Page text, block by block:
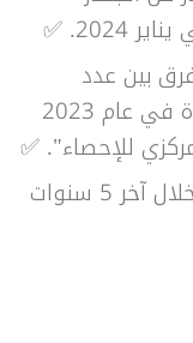
✅
بين عدد
المواليد وعدد الوفيات، وكانت الزيادة في عام 2023
وجاءت الزيادة في عدد السكان خلال آخر 5 سنوات